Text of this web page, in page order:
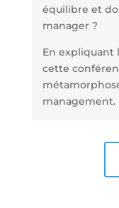
équilibre et
manager ?
En expliquant
cette
management.